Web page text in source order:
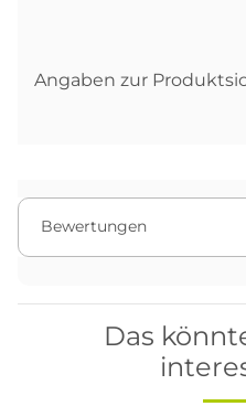
Angaben zur
Bewertungen
Das